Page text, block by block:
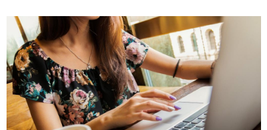
osobowe i na co powinniśmy szczególnie
uważać?